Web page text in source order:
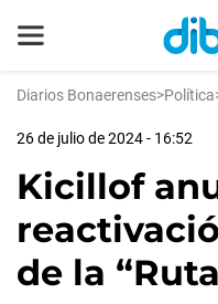
Diarios Bonaerenses>Política
26 de julio de 2024 - 16:52
Kicillof
de la